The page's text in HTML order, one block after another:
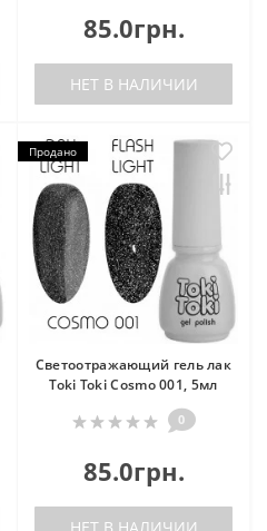
85.0грн.
НЕТ В НАЛИЧИИ
Продано
Светоотражающий гель лак
Toki Toki Cosmo 001, 5мл
0
85.0грн.